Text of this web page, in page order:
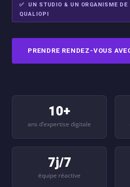
✅ UN STUDIO & UN ORGANISME
QUALIOPI
PRENDRE RENDEZ-VOUS
10+
ans d’expertise digitale
7j/7
équipe réactive